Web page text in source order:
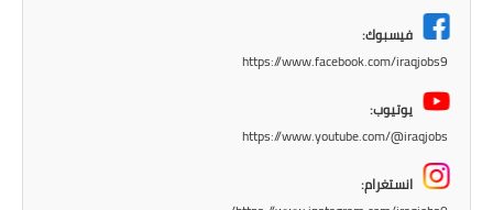
فيسبوك:
https://www.facebook.com/iraqjobs9
يوتيوب:
https://www.youtube.com/@iraqjobs
انستغرام: